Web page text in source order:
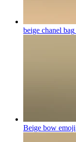
beige chanel bag
Beige bow emoji